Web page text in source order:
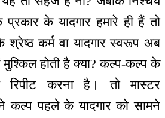
के यादगार हमारे ही हैं तो
कर्म वा यादगार स्वरूप अब
होती है क्या? कल्प-कल्प के
करना है। तो मास्टर
कल्प पहले के यादगार को सामने